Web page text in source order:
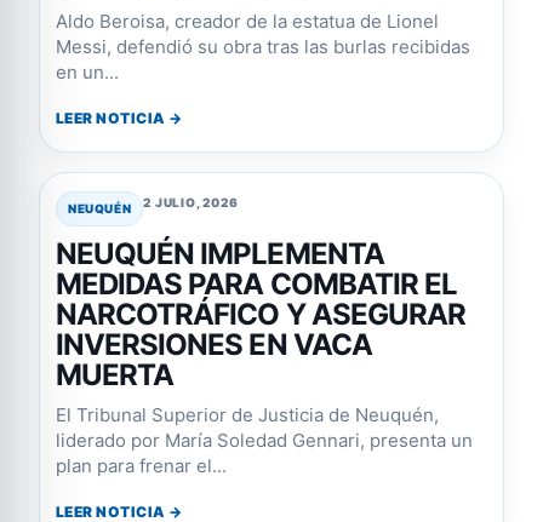
Aldo Beroisa, creador de la estatua de Lionel
Messi, defendió su obra tras las burlas recibidas
en un...
LEER NOTICIA →
NEUQUÉN 2 JULIO, 2026
NEUQUÉN IMPLEMENTA
MEDIDAS PARA COMBATIR EL
NARCOTRÁFICO Y ASEGURAR
INVERSIONES EN VACA
MUERTA
El Tribunal Superior de Justicia de Neuquén,
liderado por María Soledad Gennari, presenta un
plan para frenar el...
LEER NOTICIA →